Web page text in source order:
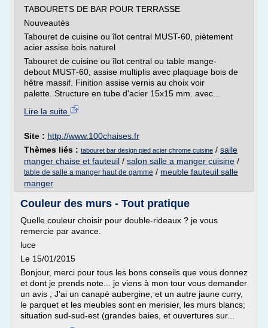
TABOURETS DE BAR POUR TERRASSE
Nouveautés
Tabouret de cuisine ou îlot central MUST-60, piètement
acier assise bois naturel
Tabouret de cuisine ou îlot central ou table mange-
debout MUST-60, assise multiplis avec plaquage bois de
hêtre massif. Finition assise vernis au choix voir
palette. Structure en tube d'acier 15x15 mm. avec...
Lire la suite
Site : http://www.100chaises.fr
Thèmes liés : tabouret bar design pied acier chrome cuisine / salle
manger chaise et fauteuil / salon salle a manger cuisine /
table de salle a manger haut de gamme / meuble fauteuil salle
manger
Couleur des murs - Tout pratique
Quelle couleur choisir pour double-rideaux ? je vous
remercie par avance.
luce
Le 15/01/2015
Bonjour, merci pour tous les bons conseils que vous donnez
et dont je prends note... je viens à mon tour vous demander
un avis ; J'ai un canapé aubergine, et un autre jaune curry,
le parquet et les meubles sont en merisier, les murs blancs;
situation sud-sud-est (grandes baies, et ouvertures sur...